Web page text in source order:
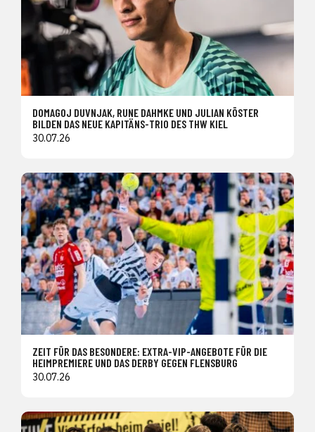
DOMAGOJ DUVNJAK, RUNE DAHMKE UND JULIAN KÖSTER
BILDEN DAS NEUE KAPITÄNS-TRIO DES THW KIEL
30.07.26
ZEIT FÜR DAS BESONDERE: EXTRA-VIP-ANGEBOTE FÜR DIE
HEIMPREMIERE UND DAS DERBY GEGEN FLENSBURG
30.07.26